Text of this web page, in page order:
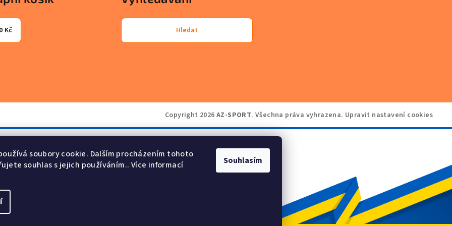
soubory cookie. Dalším procházením tohoto
souhlas s jejich používáním.. Více informací
Souhlasím
0 Kč Hledat
Copyright 2026 AZ-SPORT. Všechna práva vyhrazena. Upravit nastavení cookies